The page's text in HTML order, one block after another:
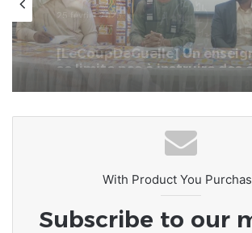
17 février 2026
Togo : FOCEN pour améliorer
qualité grâce à la formation
continue des enseignants
With Product You
Subscribe to our